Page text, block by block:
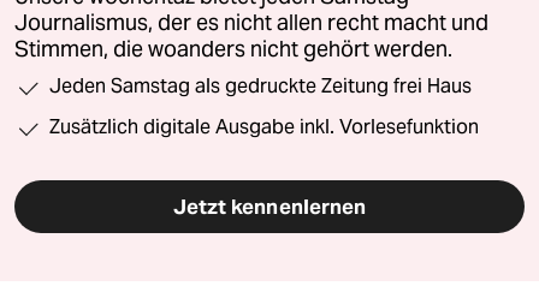
Journalismus, der es nicht allen recht macht und
Stimmen, die woanders nicht gehört werden.
Jeden Samstag als gedruckte Zeitung frei Haus
Zusätzlich digitale Ausgabe inkl. Vorlesefunktion
Jetzt kennenlernen